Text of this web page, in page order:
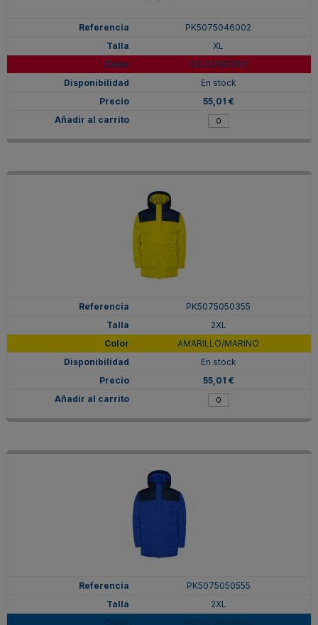
PK5075046002
XL
ROJO/NEGRO
En stock
55,01 €
PK5075050355
2XL
AMARILLO/MARINO
En stock
55,01 €
PK5075050555
2XL